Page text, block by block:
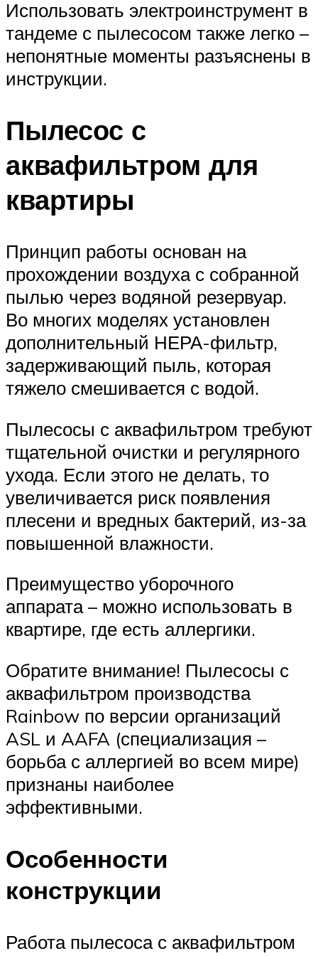
Использовать электроинструмент в
тандеме с пылесосом также легко –
непонятные моменты разъяснены в
инструкции.
Пылесос с
аквафильтром для
квартиры
Принцип работы основан на
прохождении воздуха с собранной
пылью через водяной резервуар.
Во многих моделях установлен
дополнительный НЕРА-фильтр,
задерживающий пыль, которая
тяжело смешивается с водой.
Пылесосы с аквафильтром требуют
тщательной очистки и регулярного
ухода. Если этого не делать, то
увеличивается риск появления
плесени и вредных бактерий, из-за
повышенной влажности.
Преимущество уборочного
аппарата – можно использовать в
квартире, где есть аллергики.
Обратите внимание! Пылесосы с
аквафильтром производства
Rainbow по версии организаций
ASL и AAFA (специализация –
борьба с аллергией во всем мире)
признаны наиболее
эффективными.
Особенности
конструкции
Работа пылесоса с аквафильтром